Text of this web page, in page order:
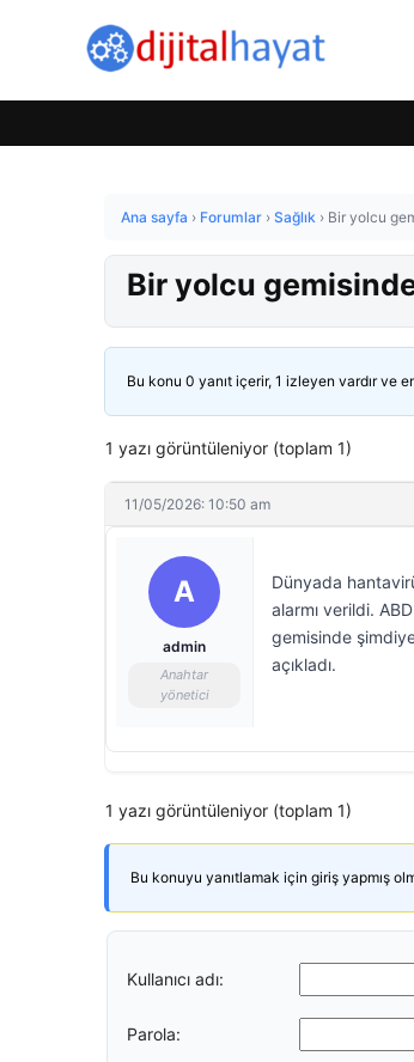
Ana sayfa › Forumlar › Sağlık › Bir yolcu
Bir yolcu
Bu konu 0 yanıt içerir, 1 izleyen vardır ve
1 yazı görüntüleniyor (toplam 1)
11/05/2026: 10:50 am
A
admin
Anahtar
yönetici
Dünyada
alarmı verildi.
gemisinde
açıkladı.
1 yazı görüntüleniyor (toplam 1)
Bu konuyu yanıtlamak için giriş yapmış
Kullanıcı adı:
Parola: